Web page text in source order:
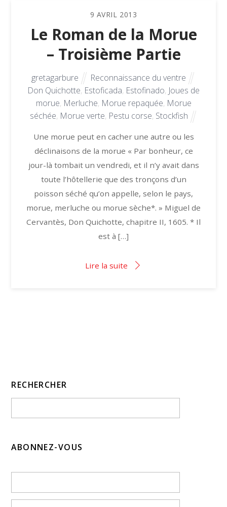
9 AVRIL 2013
Le Roman de la Morue
– Troisième Partie
gretagarbure
Reconnaissance du ventre
Don Quichotte, Estoficada, Estofinado, Joues de
morue, Merluche, Morue repaquée, Morue
séchée, Morue verte, Pestu corse, Stockfish
Une morue peut en cacher une autre ou les
déclinaisons de la morue « Par bonheur, ce
jour-là tombait un vendredi, et il n’y avait dans
toute l’hôtellerie que des tronçons d’un
poisson séché qu’on appelle, selon le pays,
morue, merluche ou morue sèche*. » Miguel de
Cervantès, Don Quichotte, chapitre II, 1605. * Il
est à […]
Lire la suite
RECHERCHER
ABONNEZ-VOUS